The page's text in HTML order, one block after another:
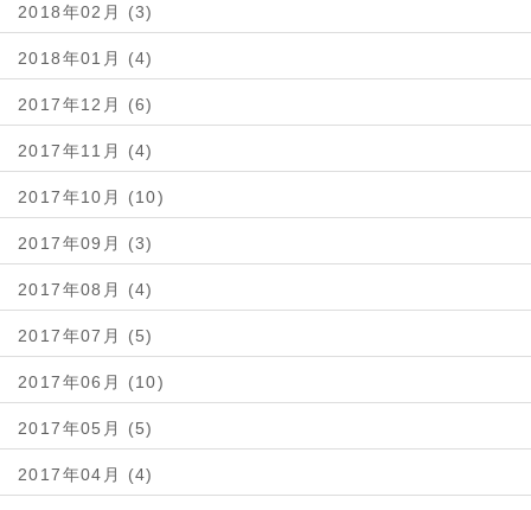
2018年02月 (3)
2018年01月 (4)
2017年12月 (6)
2017年11月 (4)
2017年10月 (10)
2017年09月 (3)
2017年08月 (4)
2017年07月 (5)
2017年06月 (10)
2017年05月 (5)
2017年04月 (4)